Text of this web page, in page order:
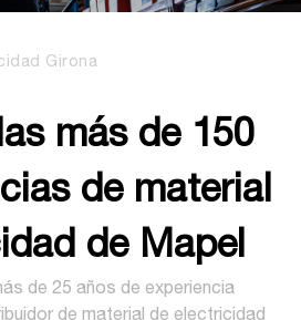
Girona
más de 150
de material
de Mapel
de 25 años de experiencia